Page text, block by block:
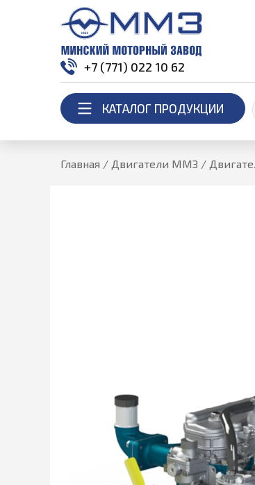
+7 (771) 022 10 62
КАТАЛОГ ПРОДУКЦИИ
Главная / Двигатели ММЗ /